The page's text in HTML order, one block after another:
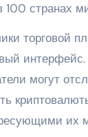
100 странах
торговой
интерфейс.
могут
их